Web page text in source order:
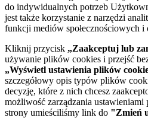
do indywidualnych potrzeb
jest także korzystanie z narzędzi
funkcji mediów społecznościowych i
Kliknij przycisk „Zaakceptuj lub
używanie plików cookies i przejść
„Wyświetl ustawienia plików
szczegółowy opis typów plików
decyzję, które z nich chcesz
możliwość zarządzania
strony umieściliśmy link do "Zmień